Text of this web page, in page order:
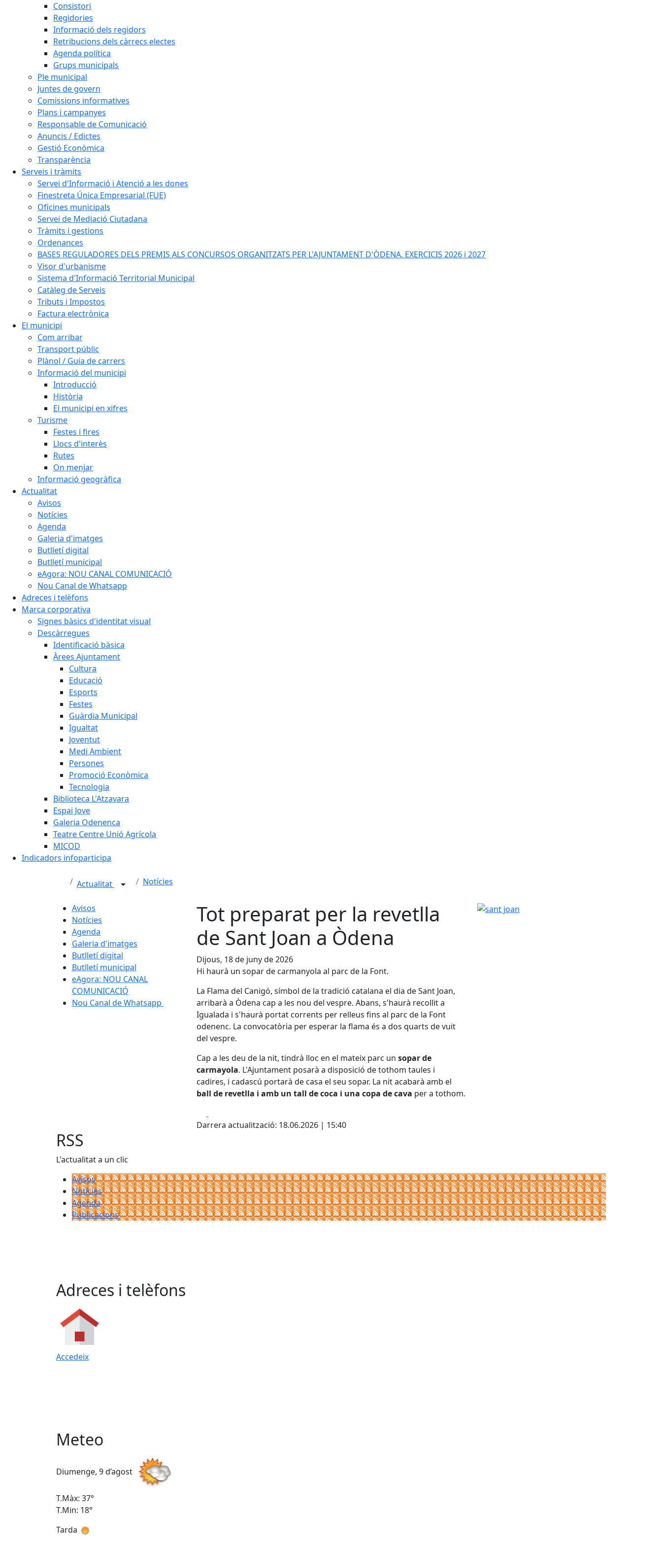
Consistori
Regidories
Informació dels regidors
Retribucions dels càrrecs electes
Agenda política
Grups municipals
Ple municipal
Juntes de govern
Comissions informatives
Plans i campanyes
Responsable de Comunicació
Anuncis / Edictes
Gestió Econòmica
Transparència
Serveis i tràmits
Servei d'Informació i Atenció a les dones
Finestreta Única Empresarial (FUE)
Oficines municipals
Servei de Mediació Ciutadana
Tràmits i gestions
Ordenances
BASES REGULADORES DELS PREMIS ALS CONCURSOS ORGANITZATS PER L'AJUNTAMENT D'ÒDENA. EXERCICIS 2026 i 2027
Visor d'urbanisme
Sistema d'Informació Territorial Municipal
Catàleg de Serveis
Tributs i Impostos
Factura electrònica
El municipi
Com arribar
Transport públic
Plànol / Guia de carrers
Informació del municipi
Introducció
Història
El municipi en xifres
Turisme
Festes i fires
Llocs d'interès
Rutes
On menjar
Informació geogràfica
Actualitat
Avisos
Notícies
Agenda
Galeria d'imatges
Butlletí digital
Butlletí municipal
eAgora: NOU CANAL COMUNICACIÓ
Nou Canal de Whatsapp
Adreces i telèfons
Marca corporativa
Signes bàsics d'identitat visual
Descàrregues
Identificació bàsica
Àrees Ajuntament
Cultura
Educació
Esports
Festes
Guàrdia Municipal
Igualtat
Joventut
Medi Ambient
Persones
Promoció Econòmica
Tecnologia
Biblioteca L'Atzavara
Espai Jove
Galeria Odenenca
Teatre Centre Unió Agrícola
MICOD
Indicadors infoparticipa
Actualitat Notícies
Avisos
Notícies
Agenda
Galeria d'imatges
Butlletí digital
Butlletí municipal
eAgora: NOU CANAL
COMUNICACIÓ
Nou Canal de Whatsapp
Tot preparat per la revetlla
de Sant Joan a Òdena
Dijous, 18 de juny de 2026
Hi haurà un sopar de carmanyola al parc de la Font.
La Flama del Canigó, símbol de la tradició catalana el dia de Sant Joan,
arribarà a Òdena cap a les nou del vespre. Abans, s'haurà recollit a
Igualada i s'haurà portat corrents per relleus fins al parc de la Font
odenenc. La convocatòria per esperar la flama és a dos quarts de vuit
del vespre.
Cap a les deu de la nit, tindrà lloc en el mateix parc un sopar de
carmayola. L'Ajuntament posarà a disposició de tothom taules i
cadires, i cadascú portarà de casa el seu sopar. La nit acabarà amb el
ball de revetlla i amb un tall de coca i una copa de cava per a tothom.
Darrera actualització: 18.06.2026 | 15:40
sant joan
RSS
L'actualitat a un clic
Avisos
Notícies
Agenda
Publicacions
Adreces i telèfons
Accedeix
Meteo
Diumenge, 9 d’agost
T.Màx: 37°
T.Min: 18°
Tarda